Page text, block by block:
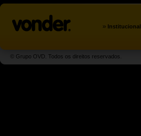
» Institucional
© Grupo OVD. Todos os direitos reservados.